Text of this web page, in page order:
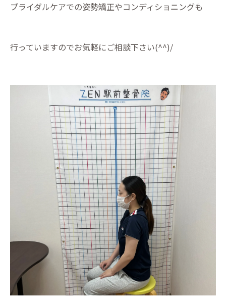
ブライダルケアでの姿勢矯正やコンディショニングも
行っていますのでお気軽にご相談下さい(^^)/